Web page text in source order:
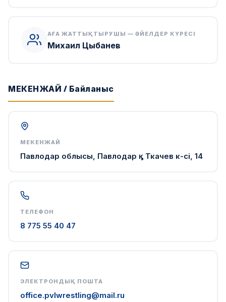
АҒА ЖАТТЫҚТЫРУШЫ — ӘЙЕЛДЕР КҮРЕСІ
Михаил Цыбанев
МЕКЕНЖАЙ / Байланыс
МЕКЕНЖАЙ
Павлодар облысы, Павлодар қ., Ткачев к-сі, 14
ТЕЛЕФОН
8 775 55 40 47
ЭЛЕКТРОНДЫҚ ПОШТА
office.pvlwrestling@mail.ru